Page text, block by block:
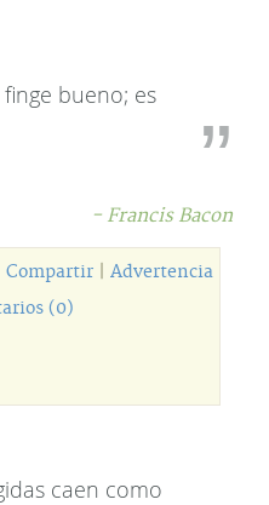
bueno; es
- Francis Bacon
Compartir| Advertencia
(0)
caen como